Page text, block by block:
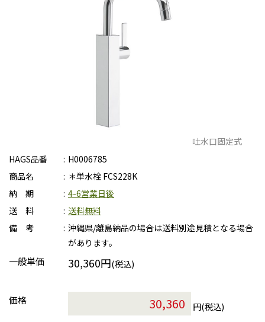
吐水口固定式
HAGS品番
H0006785
商品名
＊単水栓 FCS228K
納 期
4-6営業日後
送 料
送料無料
備 考
沖縄県/離島納品の場合は送料別途見積となる場合
があります。
一般単価 30,360円(税込)
価格
円(税込)